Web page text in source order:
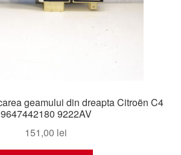
geamului din dreapta Citroën C4
9647442180 9222AV
151,00 lei